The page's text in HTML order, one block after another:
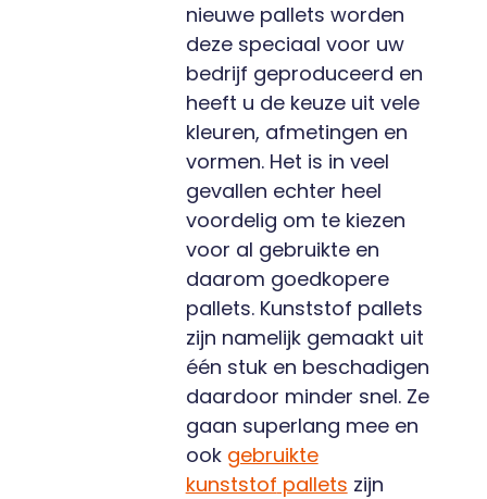
nieuwe pallets worden
deze speciaal voor uw
bedrijf geproduceerd en
heeft u de keuze uit vele
kleuren, afmetingen en
vormen. Het is in veel
gevallen echter heel
voordelig om te kiezen
voor al gebruikte en
daarom goedkopere
pallets. Kunststof pallets
zijn namelijk gemaakt uit
één stuk en beschadigen
daardoor minder snel. Ze
gaan superlang mee en
ook gebruikte
kunststof pallets zijn